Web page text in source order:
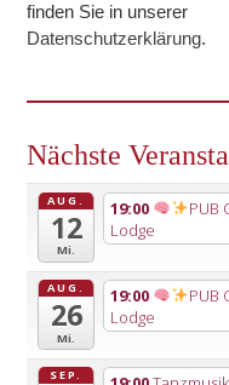
finden Sie in unserer
Datenschutzerklärung.
Nächste
AUG.
12
Mi.
19:00 PUB
Lodge
AUG.
26
Mi.
19:00 PUB
Lodge
SEP.